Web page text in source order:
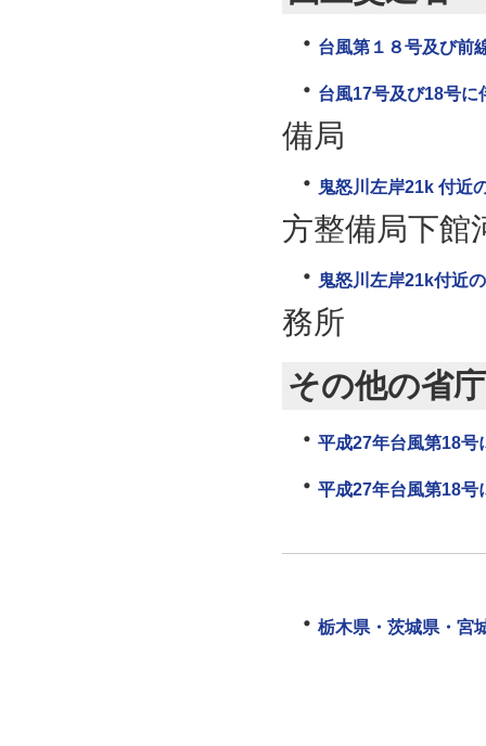
台風第１８号及び前
台風17号及び18号に
備局
鬼怒川左岸21k 付近
方整備局下館
鬼怒川左岸21k付近
務所
その他の省庁
平成27年台風第18号
平成27年台風第18号
栃木県・茨城県・宮